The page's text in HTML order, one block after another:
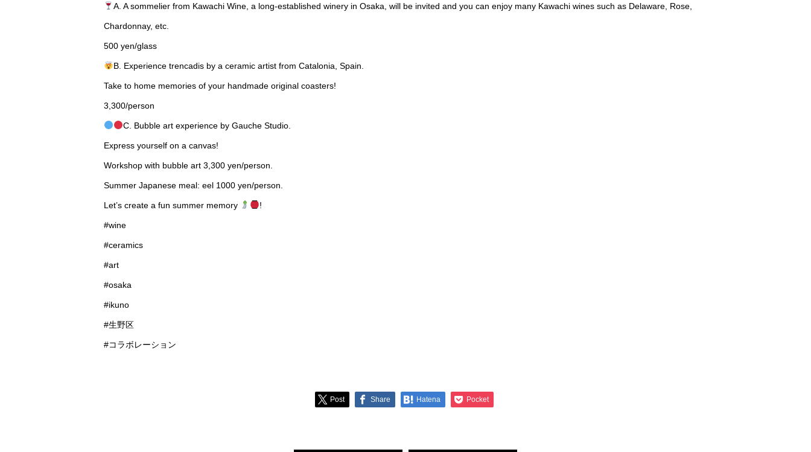
A. A sommelier from Kawachi Wine, a long-established winery in Osaka, will be invited and you can enjoy many Kawachi wines such as Delaware, Rose,
Chardonnay, etc.
500 yen/glass
B. Experience trencadis by a ceramic artist from Catalonia, Spain.
Take to home memories of your handmade original coasters!
3,300/person
C. Bubble art experience by Gauche Studio.
Express yourself on a canvas!
Workshop with bubble art 3,300 yen/person.
Summer Japanese meal: eel 1000 yen/person.
Let’s create a fun summer memory !
#wine
#ceramics
#art
#osaka
#ikuno
#生野区
#コラボレーション
Post Share Hatena Pocket